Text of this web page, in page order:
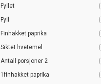
Fyllet
Fyll
Finhakket paprika
Siktet hvetemel
Antall porsjoner 2
1finhakket paprika